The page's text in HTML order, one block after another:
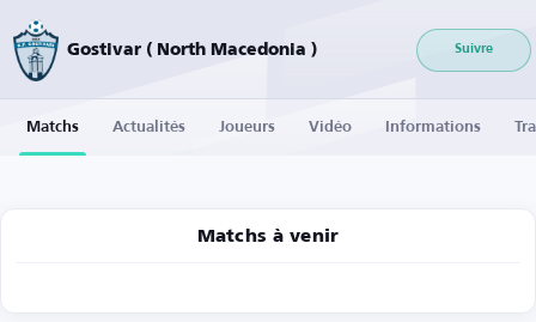
Gostivar ( North Macedonia ) Suivre
Matchs Actualités Joueurs Vidéo Informations
Matchs à venir